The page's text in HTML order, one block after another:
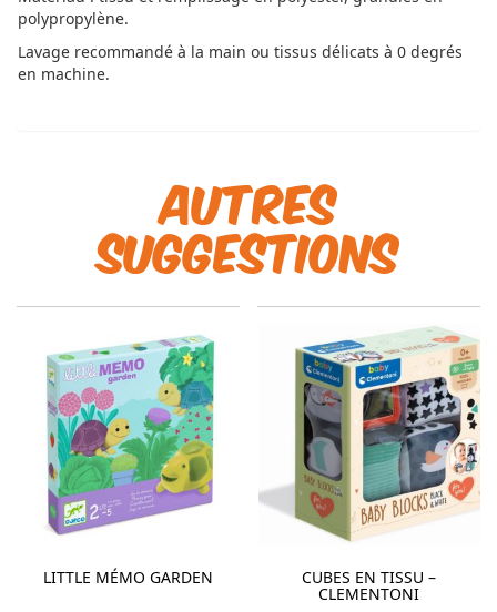
polypropylène.
Lavage recommandé à la main ou tissus délicats à 0 degrés
en machine.
Autres
suggestions
LITTLE MÉMO GARDEN CUBES EN TISSU –
CLEMENTONI